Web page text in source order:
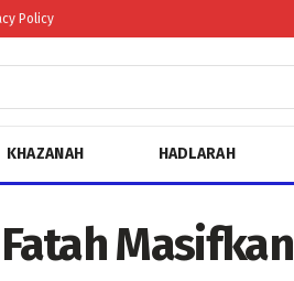
Policy
KHAZANAH HADLARAH
Masifkan